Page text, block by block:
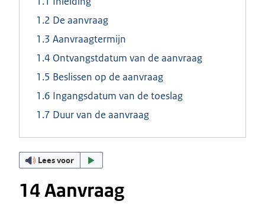
1.2 De aanvraag
1.3 Aanvraagtermijn
1.4 Ontvangstdatum van de aanvraag
1.5 Beslissen op de aanvraag
1.6 Ingangsdatum van de toeslag
1.7 Duur van de aanvraag
Lees voor
14 Aanvraag